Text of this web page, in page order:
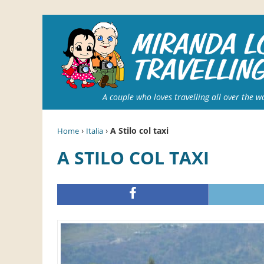
A couple who loves travelling all over the
Home › Italia › A Stilo col taxi
A STILO COL TAXI